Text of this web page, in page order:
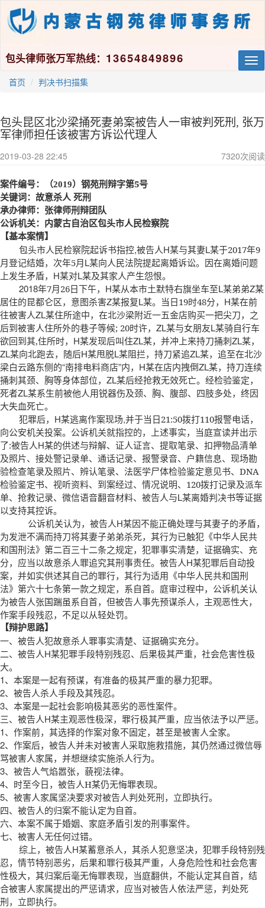
包头律师张万军热线： 13654849896
首页 判决书扫描集
包头昆区北沙梁捅死妻弟案被告人一审被判死刑, 张万
军律师担任该被害方诉讼代理人
2019-03-28 22:45 7320次阅读
案件编号：（2019）钢苑刑辩字第5号
关键词：故意杀人 死刑
承办律师：张律师刑辩团队
公诉机关：内蒙古自治区包头市人民检察院
【基本案情】
包头市人民检察院起诉书指控,被告人H某与其妻L某于2017年9
月登记结婚，次年5月L某向人民法院提起离婚诉讼。因在离婚问题
上发生矛盾，H某对L某及其家人产生怨恨。
2018年7月26日下午，H某从本市土默特右旗坐车至L某弟弟Z某
居住的昆都仑区，意图杀害Z某报复L某。当日19时48分，H某在前
往被害人ZL某住所途中，在北沙梁附近一五金店购买一把尖刀，之
后到被害人住所外的巷子等候; 20时许，ZL某与女朋友L某骑自行车
欲回到其,住所时，H某发现后叫住ZL某，并冲上来持刀捅刺ZL某，
ZL某向北跑去，随后H某甩脱L某阻拦，持刀紧追ZL某，追至在北沙
梁白云路东侧的“南排电料商店”内，H某在店内拽倒ZL某，持刀连续
捅刺其颈、胸等身体部位，ZL某后经抢救无效死亡。经检验鉴定，
死者ZL某系生前被他人用锐器伤及颈、胸、腹部、四肢多处，终因
大失血死亡。
犯罪后，H某逃离作案现场,并于当日21:50拨打110报警电话，
向公安机关投案。公诉机关就指控的，上述事实，当庭宣读并出示
了:被告人H某的供述与辩解、证人证言、提取笔录、扣押物品清单
及照片、接处警记录单、通话记录、报警录音、户籍信息、现场勘
验检查笔录及照片、辨认笔录、法医学尸体检验鉴定意见书、 DNA
检验鉴定书、视听资料、到案经过、情况说明、 120拨打记录及派车
单、抢救记录、微信语音翻音材料、被告人与L某离婚判决书等证据
以支持其控诉。
公诉机关认为，被告人H某因不能正确处理与其妻子的矛盾，
为发泄不满而持刀将其妻子弟弟杀死，其行为已触犯《中华人民共
和国刑法》第二百三十二条之规定，犯罪事实清楚，证据确实、充
分，应当以故意杀人罪追究其刑事责任。被告人H某犯罪后自动投
案，并如实供述其自己的罪行，其行为适用《中华人民共和国刑
法》第六十七条第一款之规定，系自首。庭审过程中，公诉机关认
为被告人张国踹虽系自首，但被告人事先预谋杀人，主观恶性大，
作案手段残忍，不足以从轻处罚。
【辩护思路】
一、被告人犯故意杀人罪事实清楚、证据确实充分。
二、被告人H某犯罪手段特别残忍、后果极其严重，社会危害性极
大。
1、本案是一起有预谋，有准备的极其严重的暴力犯罪。
2、被告人杀人手段及其残忍。
3、本案是一起社会影响极其恶劣的恶性案件。
三、被告人H某主观恶性极深，罪行极其严重，应当依法予以严惩。
1、作案前，其选择的作案对象不固定，甚至是被害人全家。
2、作案后，被告人并未对被害人采取施救措施，其仍然通过微信辱
骂被害人家属，并想继续实施杀人行为。
3、被告人气焰嚣张，藐视法律。
4、时至今日，被告人H某仍无悔罪表现。
5、被害人家属坚决要求对被告人判处死刑，立即执行。
四、被告人的归案不能认定为自首。
六、本案不属于婚姻、家庭矛盾引发的刑事案件。
七、被害人无任何过错。
综上，被告人H某蓄意杀人，其杀人犯意坚决，犯罪手段特别残
忍，情节特别恶劣，后果和罪行极其严重，人身危险性和社会危害
性极大，其归案后毫无悔罪表现，当庭翻供，不能认定其自首，结
合被害人家属提出的严惩请求，应当对被告人依法严惩，判处死
刑，立即执行。